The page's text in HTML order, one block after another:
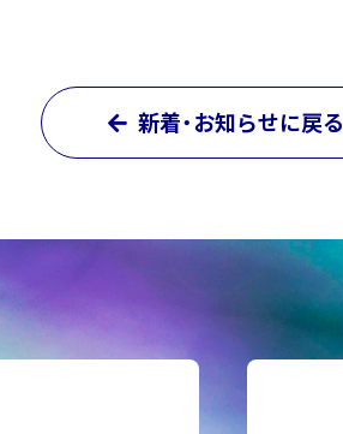
新着・お知らせに戻る